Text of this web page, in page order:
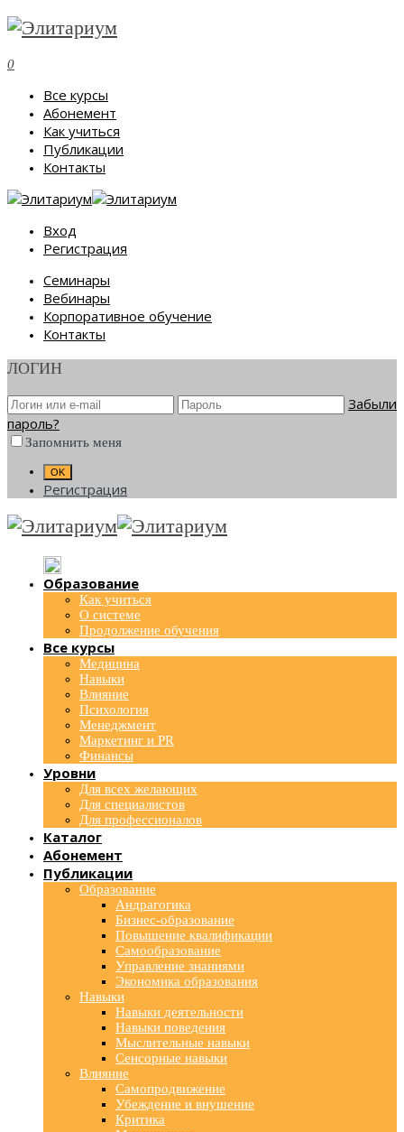
0
Все курсы
Абонемент
Как учиться
Публикации
Контакты
Вход
Регистрация
Семинары
Вебинары
Корпоративное обучение
Контакты
ЛОГИН
Забыли
пароль?
Запомнить меня
Регистрация
Образование
Как учиться
О системе
Продолжение обучения
Все курсы
Медицина
Навыки
Влияние
Психология
Менеджмент
Маркетинг и PR
Финансы
Уровни
Для всех желающих
Для специалистов
Для профессионалов
Каталог
Абонемент
Публикации
Образование
Андрагогика
Бизнес-образование
Повышение квалификации
Самообразование
Управление знаниями
Экономика образования
Навыки
Навыки деятельности
Навыки поведения
Мыслительные навыки
Сенсорные навыки
Влияние
Самопродвижение
Убеждение и внушение
Критика